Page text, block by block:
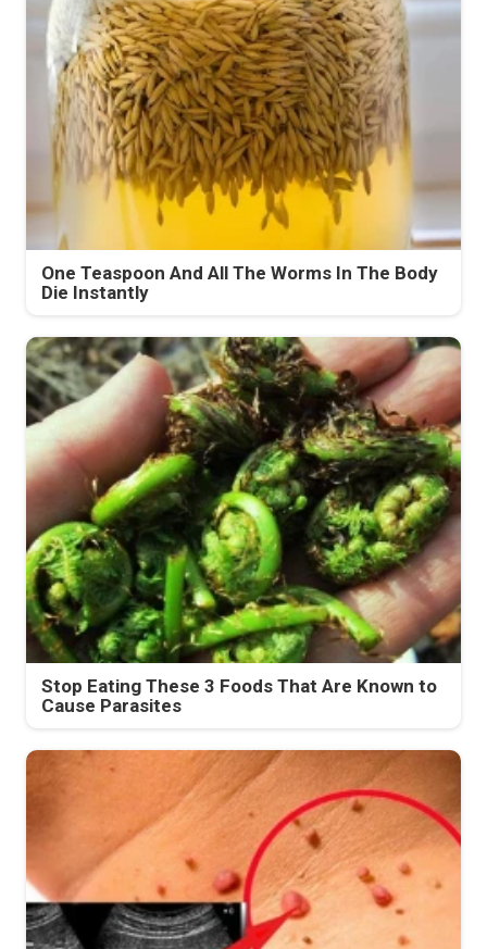
One Teaspoon And All The Worms In The Body
Die Instantly
Stop Eating These 3 Foods That Are Known to
Cause Parasites